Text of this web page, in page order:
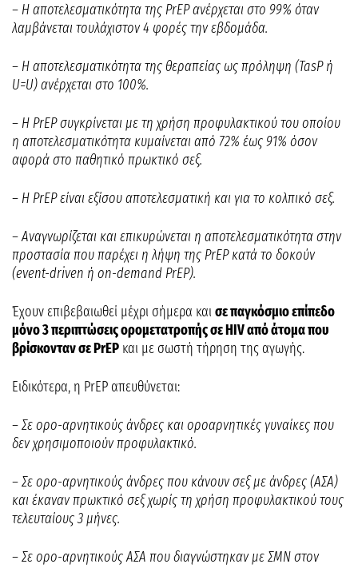
– Η αποτελεσματικότητα της PrEP ανέρχεται στο 99% όταν
λαμβάνεται τουλάχιστον 4 φορές την εβδομάδα.
– Η αποτελεσματικότητα της θεραπείας ως πρόληψη (TasP ή
U=U) ανέρχεται στο 100%.
– Η PrEP συγκρίνεται με τη χρήση προφυλακτικού του οποίου
η αποτελεσματικότητα κυμαίνεται από 72% έως 91% όσον
αφορά στο παθητικό πρωκτικό σεξ.
– Η PrEP είναι εξίσου αποτελεσματική και για το κολπικό σεξ.
– Αναγνωρίζεται και επικυρώνεται η αποτελεσματικότητα στην
προστασία που παρέχει η λήψη της PrEP κατά το δοκούν
(event-driven ή on-demand PrEP).
Έχουν επιβεβαιωθεί μέχρι σήμερα και σε παγκόσμιο επίπεδο
μόνο 3 περιπτώσεις ορομετατροπής σε HIV από άτομα που
βρίσκονταν σε PrEP και με σωστή τήρηση της αγωγής.
Ειδικότερα, η PrEP απευθύνεται:
– Σε ορο-αρνητικούς άνδρες και οροαρνητικές γυναίκες που
δεν χρησιμοποιούν προφυλακτικό.
– Σε ορο-αρνητικούς άνδρες που κάνουν σεξ με άνδρες (ΑΣΑ)
και έκαναν πρωκτικό σεξ χωρίς τη χρήση προφυλακτικού τους
τελευταίους 3 μήνες.
– Σε ορο-αρνητικούς ΑΣΑ που διαγνώστηκαν με ΣΜΝ στον